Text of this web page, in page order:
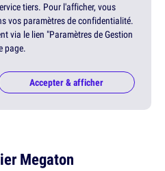
tiers. Pour l'afficher, vous
vos paramètres de confidentialité.
via le lien "Paramètres de Gestion
page.
Accepter & afficher
Megaton